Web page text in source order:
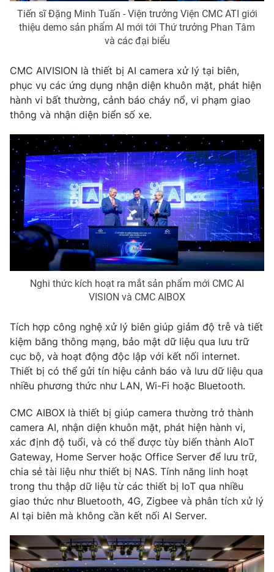
Tiến sĩ Đặng Minh Tuấn - Viện trưởng Viện CMC ATI giới
thiệu demo sản phẩm AI mới tới Thứ trưởng Phan Tâm
và các đại biểu
CMC AIVISION là thiết bị AI camera xử lý tại biên,
phục vụ các ứng dụng nhận diện khuôn mặt, phát hiện
hành vi bất thường, cảnh báo cháy nổ, vi phạm giao
thông và nhận diện biển số xe.
Nghi thức kích hoạt ra mắt sản phẩm mới CMC AI
VISION và CMC AIBOX
Tích hợp công nghệ xử lý biên giúp giảm độ trễ và tiết
kiệm băng thông mạng, bảo mật dữ liệu qua lưu trữ
cục bộ, và hoạt động độc lập với kết nối internet.
Thiết bị có thể gửi tín hiệu cảnh báo và lưu dữ liệu qua
nhiều phương thức như LAN, Wi-Fi hoặc Bluetooth.
CMC AIBOX là thiết bị giúp camera thường trở thành
camera AI, nhận diện khuôn mặt, phát hiện hành vi,
xác định độ tuổi, và có thể được tùy biến thành AIoT
Gateway, Home Server hoặc Office Server để lưu trữ,
chia sẻ tài liệu như thiết bị NAS. Tính năng linh hoạt
trong thu thập dữ liệu từ các thiết bị IoT qua nhiều
giao thức như Bluetooth, 4G, Zigbee và phân tích xử lý
AI tại biên mà không cần kết nối AI Server.